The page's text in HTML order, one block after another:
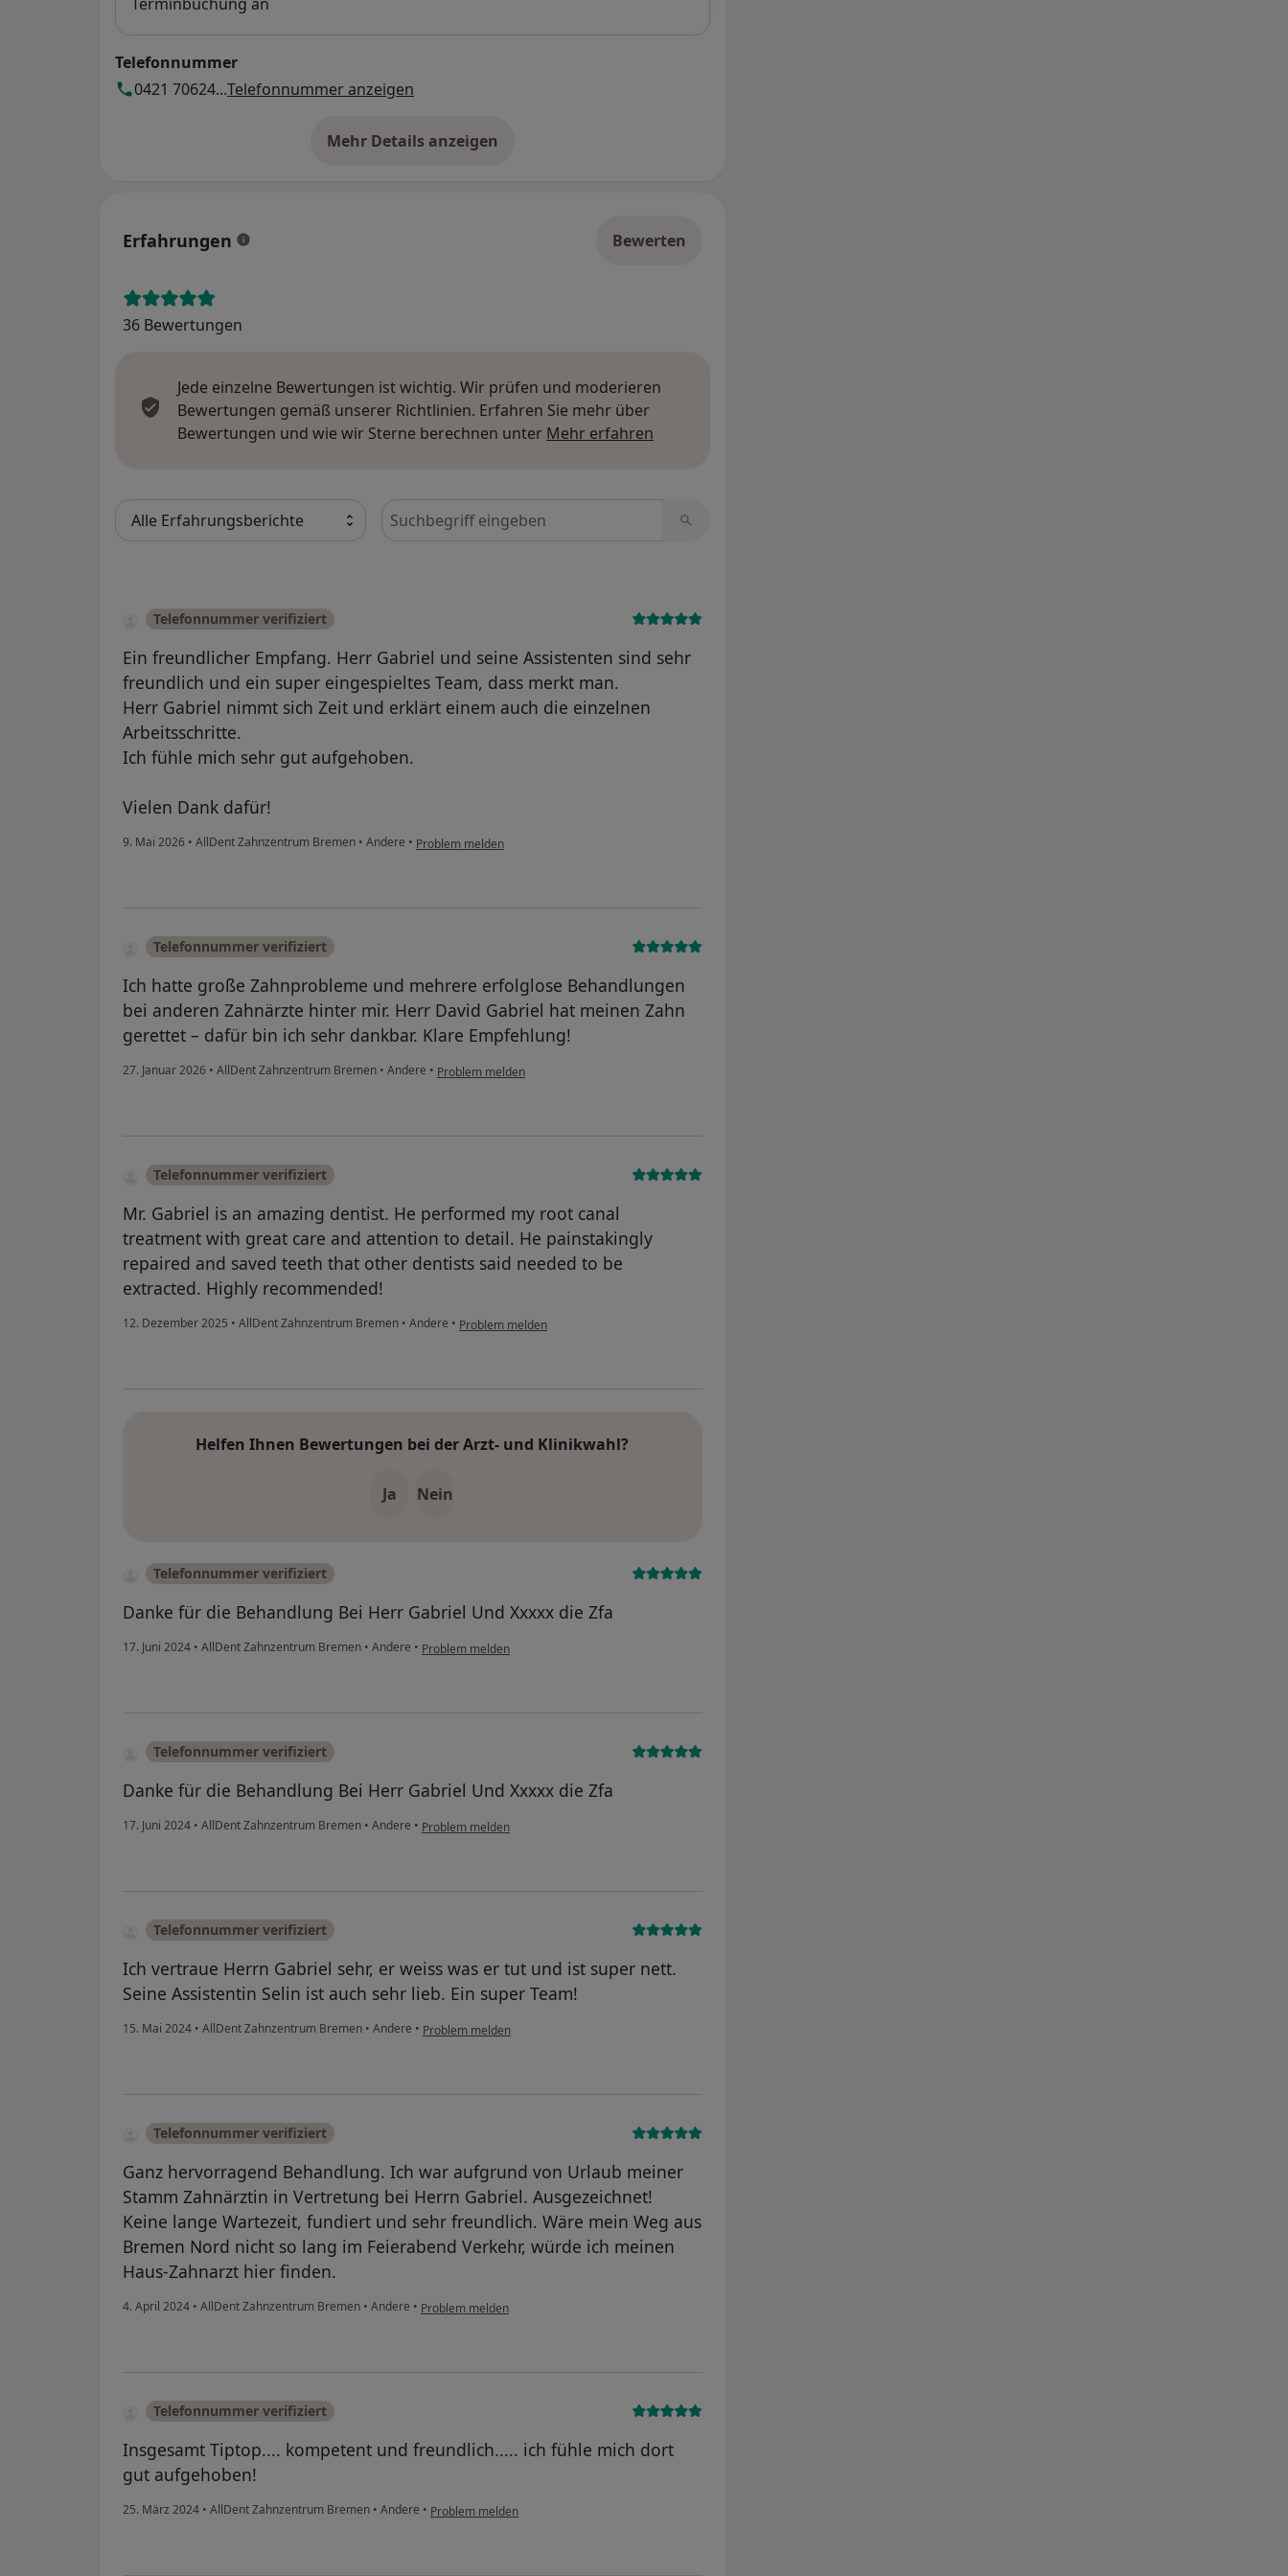
Terminbuchung an
Telefonnummer
0421 70624...Telefonnummer anzeigen
Mehr Details anzeigen
über die Adresse
Erfahrungen Bewerten
36 Bewertungen
Jede einzelne Bewertungen ist wichtig. Wir prüfen und moderieren
Bewertungen gemäß unserer Richtlinien. Erfahren Sie mehr über
Bewertungen und wie wir Sterne berechnen unter Mehr erfahren
Bewertungen durchsuchen
Telefonnummer verifiziert
Ein freundlicher Empfang. Herr Gabriel und seine Assistenten sind sehr
freundlich und ein super eingespieltes Team, dass merkt man.
Herr Gabriel nimmt sich Zeit und erklärt einem auch die einzelnen
Arbeitsschritte.
Ich fühle mich sehr gut aufgehoben.
Vielen Dank dafür!
9. Mai 2026 • AllDent Zahnzentrum Bremen • Andere • Problem melden
Telefonnummer verifiziert
Ich hatte große Zahnprobleme und mehrere erfolglose Behandlungen
bei anderen Zahnärzte hinter mir. Herr David Gabriel hat meinen Zahn
gerettet – dafür bin ich sehr dankbar. Klare Empfehlung!
27. Januar 2026 • AllDent Zahnzentrum Bremen • Andere • Problem melden
Telefonnummer verifiziert
Mr. Gabriel is an amazing dentist. He performed my root canal
treatment with great care and attention to detail. He painstakingly
repaired and saved teeth that other dentists said needed to be
extracted. Highly recommended!
12. Dezember 2025 • AllDent Zahnzentrum Bremen • Andere • Problem melden
Helfen Ihnen Bewertungen bei der Arzt- und Klinikwahl?
Ja Nein
Telefonnummer verifiziert
Danke für die Behandlung Bei Herr Gabriel Und Xxxxx die Zfa
17. Juni 2024 • AllDent Zahnzentrum Bremen • Andere • Problem melden
Telefonnummer verifiziert
Danke für die Behandlung Bei Herr Gabriel Und Xxxxx die Zfa
17. Juni 2024 • AllDent Zahnzentrum Bremen • Andere • Problem melden
Telefonnummer verifiziert
Ich vertraue Herrn Gabriel sehr, er weiss was er tut und ist super nett.
Seine Assistentin Selin ist auch sehr lieb. Ein super Team!
15. Mai 2024 • AllDent Zahnzentrum Bremen • Andere • Problem melden
Telefonnummer verifiziert
Ganz hervorragend Behandlung. Ich war aufgrund von Urlaub meiner
Stamm Zahnärztin in Vertretung bei Herrn Gabriel. Ausgezeichnet!
Keine lange Wartezeit, fundiert und sehr freundlich. Wäre mein Weg aus
Bremen Nord nicht so lang im Feierabend Verkehr, würde ich meinen
Haus-Zahnarzt hier finden.
4. April 2024 • AllDent Zahnzentrum Bremen • Andere • Problem melden
Telefonnummer verifiziert
Insgesamt Tiptop.... kompetent und freundlich..... ich fühle mich dort
gut aufgehoben!
25. März 2024 • AllDent Zahnzentrum Bremen • Andere • Problem melden